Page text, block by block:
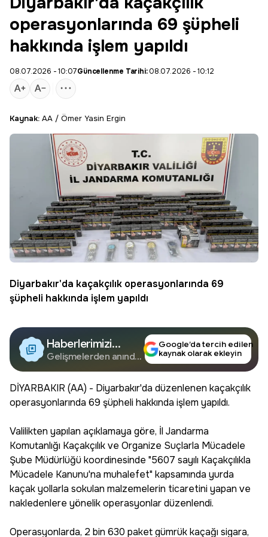
operasyonlarında 69 şüpheli
hakkında işlem yapıldı
08.07.2026 - 10:07Güncellenme Tarihi:08.07.2026 - 10:12
Kaynak: AA / Ömer Yasin Ergin
Diyarbakır'da kaçakçılık operasyonlarında 69
şüpheli hakkında işlem yapıldı
Haberlerimizi
Google'da Takip
Edin
Gelişmelerden anında
Google’da tercih edilen
kaynak olarak ekleyin
DİYARBAKIR (AA) - Diyarbakır'da düzenlenen kaçakçılık
operasyonlarında 69 şüpheli hakkında işlem yapıldı.
Valilikten yapılan açıklamaya göre, İl Jandarma
Komutanlığı Kaçakçılık ve Organize Suçlarla Mücadele
Şube Müdürlüğü koordinesinde "5607 sayılı Kaçakçılıkla
Mücadele Kanunu'na muhalefet" kapsamında yurda
kaçak yollarla sokulan malzemelerin ticaretini yapan ve
nakledenlere yönelik operasyonlar düzenlendi.
Operasyonlarda, 2 bin 630 paket gümrük kaçağı sigara,